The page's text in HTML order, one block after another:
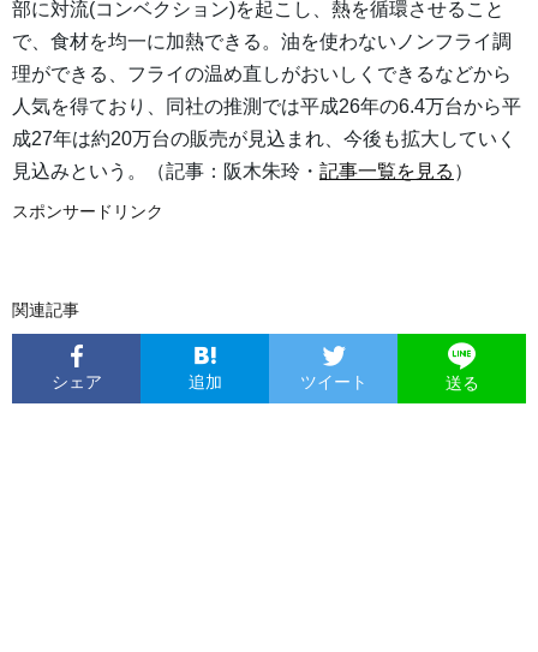
部に対流(コンベクション)を起こし、熱を循環させること
で、食材を均一に加熱できる。油を使わないノンフライ調
理ができる、フライの温め直しがおいしくできるなどから
人気を得ており、同社の推測では平成26年の6.4万台から平
成27年は約20万台の販売が見込まれ、今後も拡大していく
見込みという。（記事：阪木朱玲・ 記事一覧を見る ）
スポンサードリンク
関連記事
シェア 追加 ツイート 送る